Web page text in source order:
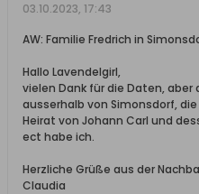
03.10.2023, 17:43
AW: Familie Fredrich in
Hallo Lavendelgirl,
vielen Dank für die Daten, aber
ausserhalb von Simonsdorf,
Heirat von Johann Carl und
ect habe ich.
Herzliche Grüße aus der
Claudia